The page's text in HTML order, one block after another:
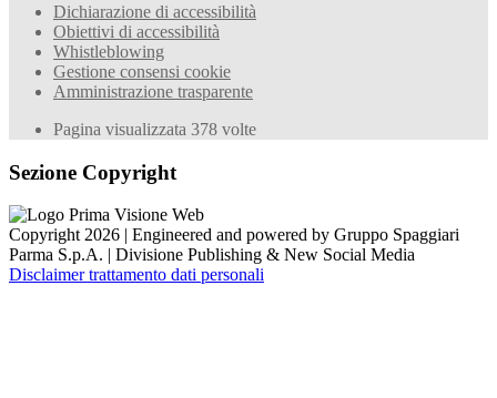
Dichiarazione di accessibilità
Obiettivi di accessibilità
Whistleblowing
Gestione consensi cookie
Amministrazione trasparente
Pagina visualizzata 378 volte
Sezione Copyright
Copyright 2026 | Engineered and powered by Gruppo Spaggiari
Parma S.p.A. | Divisione Publishing & New Social Media
Disclaimer trattamento dati personali